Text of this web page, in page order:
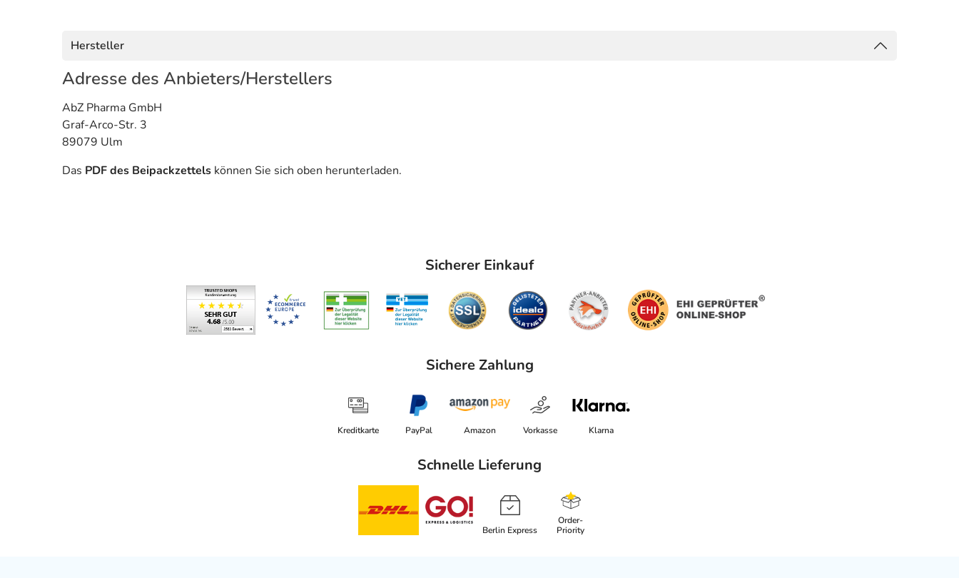
Hersteller
Adresse des Anbieters/Herstellers
AbZ Pharma GmbH
Graf-Arco-Str. 3
89079 Ulm
Das PDF des Beipackzettels können Sie sich oben herunterladen.
Sicherer Einkauf
Sichere Zahlung
Kreditkarte PayPal Amazon Vorkasse Klarna
Schnelle Lieferung
Berlin Express
Order-
Priority